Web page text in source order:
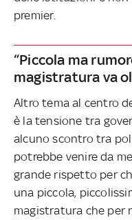
premier.
“Piccola ma
magistratura va
Altro tema al centro
è la tensione tra
alcuno scontro tra
potrebbe venire da
grande rispetto per
una piccola,
magistratura che per